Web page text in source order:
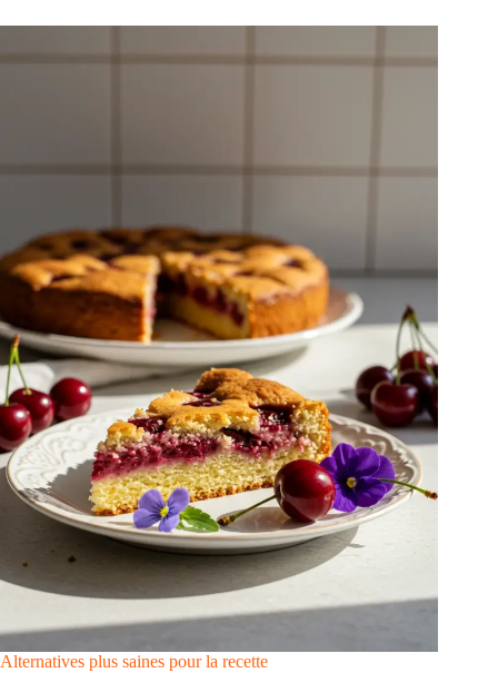
Alternatives plus saines pour la recette